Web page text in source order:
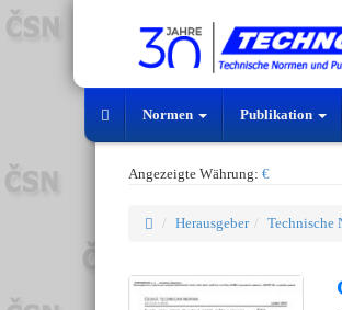
Normen Publikation
Angezeigte Währung: €
Herausgeber Technische